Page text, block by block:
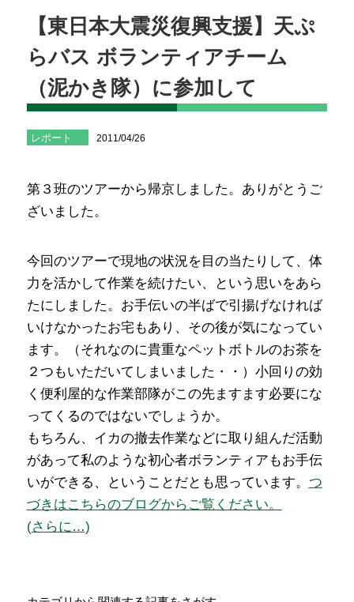
【東日本大震災復興支援】天ぷ
らバス ボランティアチーム
（泥かき隊）に参加して
レポート 2011/04/26
第３班のツアーから帰京しました。ありがとうご
ざいました。
今回のツアーで現地の状況を目の当たりして、体
力を活かして作業を続けたい、という思いをあら
たにしました。お手伝いの半ばで引揚げなければ
いけなかったお宅もあり、その後が気になってい
ます。（それなのに貴重なペットボトルのお茶を
２つもいただいてしまいました・・）小回りの効
く便利屋的な作業部隊がこの先ますます必要にな
ってくるのではないでしょうか。
もちろん、イカの撤去作業などに取り組んだ活動
があって私のような初心者ボランティアもお手伝
いができる、ということだとも思っています。 つ
づきはこちらのブログからご覧ください。
(さらに…)